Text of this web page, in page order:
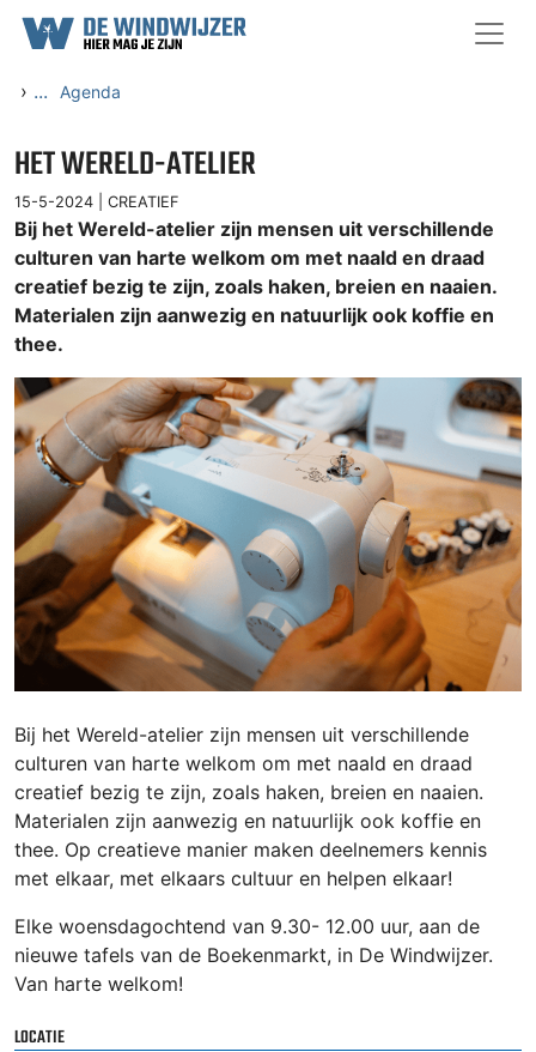
Ga naar content
› ... Agenda
HET WERELD-ATELIER
15-5-2024 | CREATIEF
Bij het Wereld-atelier zijn mensen uit verschillende
culturen van harte welkom om met naald en draad
creatief bezig te zijn, zoals haken, breien en naaien.
Materialen zijn aanwezig en natuurlijk ook koffie en
thee.
Bij het Wereld-atelier zijn mensen uit verschillende
culturen van harte welkom om met naald en draad
creatief bezig te zijn, zoals haken, breien en naaien.
Materialen zijn aanwezig en natuurlijk ook koffie en
thee. Op creatieve manier maken deelnemers kennis
met elkaar, met elkaars cultuur en helpen elkaar!
Elke woensdagochtend van 9.30- 12.00 uur, aan de
nieuwe tafels van de Boekenmarkt, in De Windwijzer.
Van harte welkom!
LOCATIE